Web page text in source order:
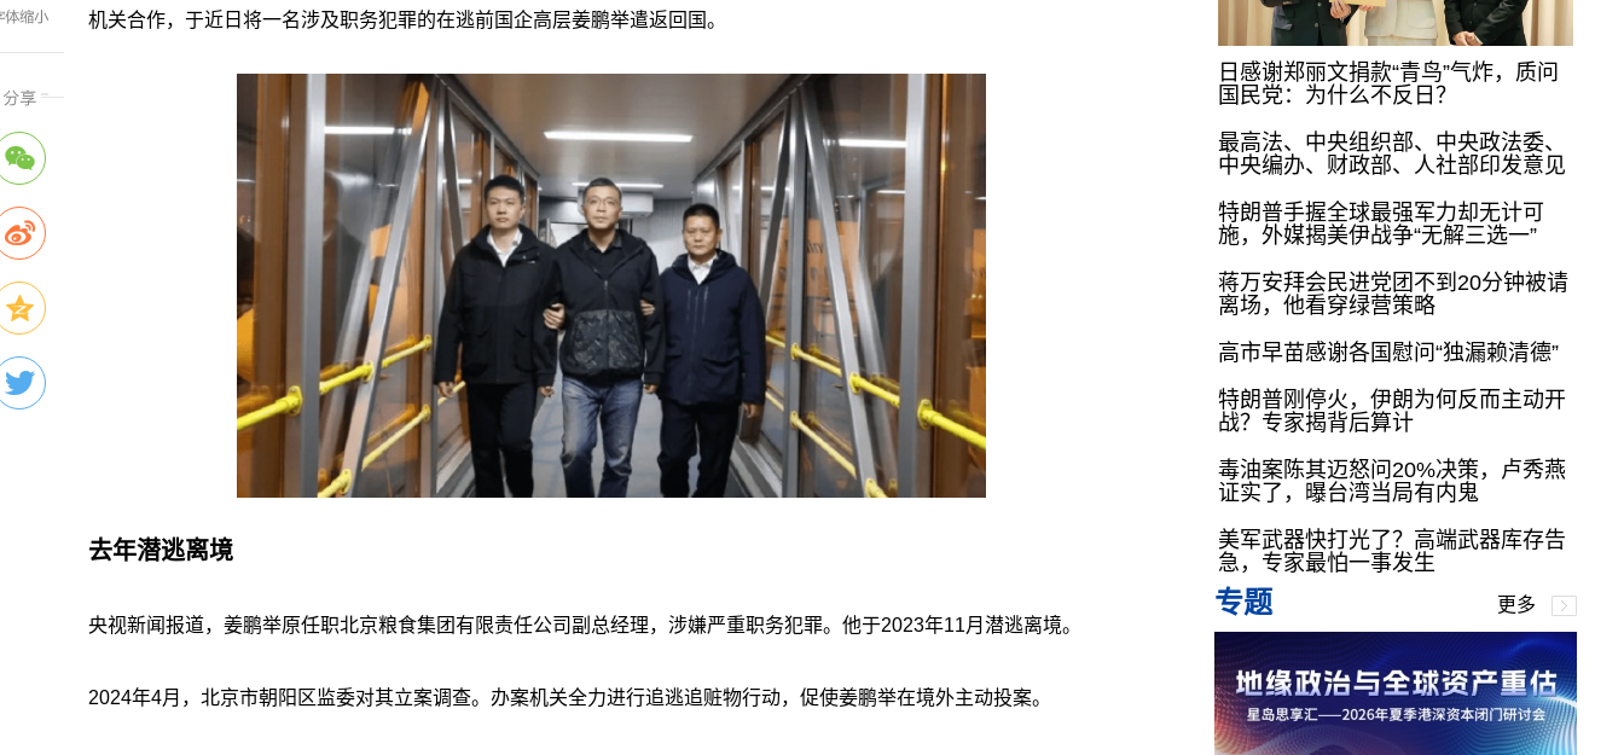
机关合作，于近日将一名涉及职务犯罪的在逃前国企高层姜鹏举遣返回国。
去年潜逃离境
央视新闻报道，姜鹏举原任职北京粮食集团有限责任公司副总经理，涉嫌严重职务犯罪。他于2023年11月潜逃离境。
2024年4月，北京市朝阳区监委对其立案调查。办案机关全力进行追逃追赃物行动，促使姜鹏举在境外主动投案。
日感谢郑丽文捐款“青鸟”气炸，质问
国民党：为什么不反日？
最高法、中央组织部、中央政法委、
中央编办、财政部、人社部印发意见
特朗普手握全球最强军力却无计可
施，外媒揭美伊战争“无解三选一”
蒋万安拜会民进党团不到20分钟被请
离场，他看穿绿营策略
高市早苗感谢各国慰问“独漏赖清德”
特朗普刚停火，伊朗为何反而主动开
战？专家揭背后算计
毒油案陈其迈怒问20%决策，卢秀燕
证实了，曝台湾当局有内鬼
美军武器快打光了？高端武器库存告
急，专家最怕一事发生
专题 更多